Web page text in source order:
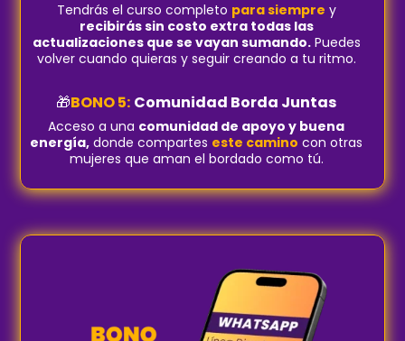
Tendrás el curso completo para siempre y
recibirás sin costo extra todas las
actualizaciones que se vayan sumando.Puedes
volver cuando quieras y seguir creando a tu ritmo.
🎁BONO 5: Comunidad Borda Juntas
Acceso a una comunidad de apoyo y buena
energía, donde compartes este camino con otras
mujeres que aman el bordado como tú.